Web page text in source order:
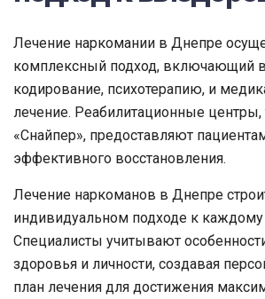
Лечение наркомании в Днепре
комплексный подход, включающий
кодирование, психотерапию, и
лечение. Реабилитационные центры,
«Снайпер», предоставляют
эффективного восстановления.
Лечение наркоманов в Днепре
индивидуальном подходе к каждому
Специалисты учитывают
здоровья и личности, создавая
план лечения для достижения